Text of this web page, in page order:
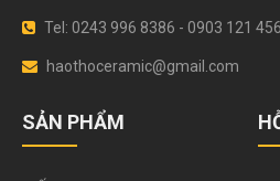
Tel: 0243 996 8386 - 0903 121 456
haothoceramic@gmail.com
SẢN PHẨM